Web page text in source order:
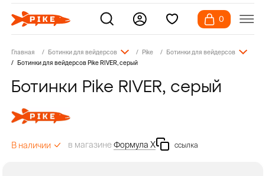
0
Главная Ботинки для вейдерсов Pike
Ботинки для вейдерсов
Ботинки для вейдерсов Pike RIVER, серый
Ботинки Pike RIVER, серый
В наличии в магазинеФормула Х ссылка